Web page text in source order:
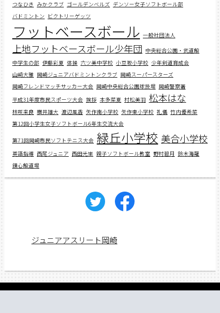
つなひき みかクラブ ゴールデンベルズ デンソー女子ソフトボール部
バドミントン ビクトリーゲッツ
フットベースボール 一般社団法人
上地フットベースボール少年団 中央総合公園・武道館
中学生の部 伊藤彩夏 体操 六ツ美中学校 小豆坂小学校 少年剣道育成会
山﨑大雅 岡崎ジュニアバドミントンクラブ 岡崎スーパースターズ
岡崎フレンドマッチサッカー大会 岡崎中央総合公園球技場 岡崎警察署
平成31年度市民スポーツ大会 挨拶 本多菜夏 村松美羽 松本はな
林咲来良 横井雄大 渡辺風香 矢作南小学校 矢作東小学校 礼儀 竹内優希菜
第12回小学生女子ソフトボール6年生交流大会
第71回岡崎市民ソフトテニス大会 緑丘小学校 美合小学校
英語指導 西尾ジュニア 西田光里 親子ソフトボール教室 野村碧月 鈴木海羅
錬心館道場
ジュニアアスリート岡崎